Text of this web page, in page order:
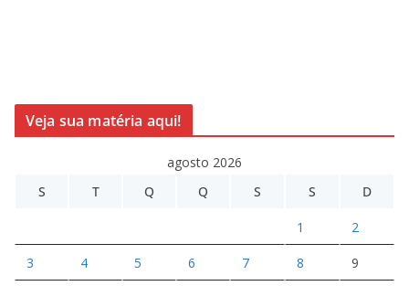
Veja sua matéria aqui!
agosto 2026
S
T Q Q S S D
1 2
3 4 5 6 7 8 9